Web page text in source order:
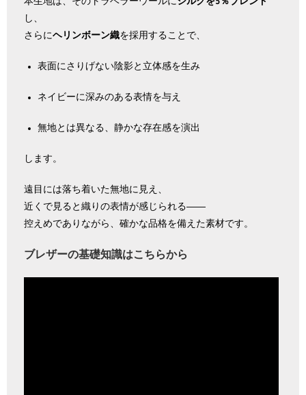
し、
さらにヘリンボーン織を採用することで、
表面にさりげない陰影と立体感を生み
ネイビーに深みのある表情を与え
無地とは異なる、静かな存在感を演出
します。
遠目には落ち着いた無地に見え、
近くで見ると織りの表情が感じられる――
控えめでありながら、確かな品格を備えた素材です。
ブレザーの基礎知識はこちらから